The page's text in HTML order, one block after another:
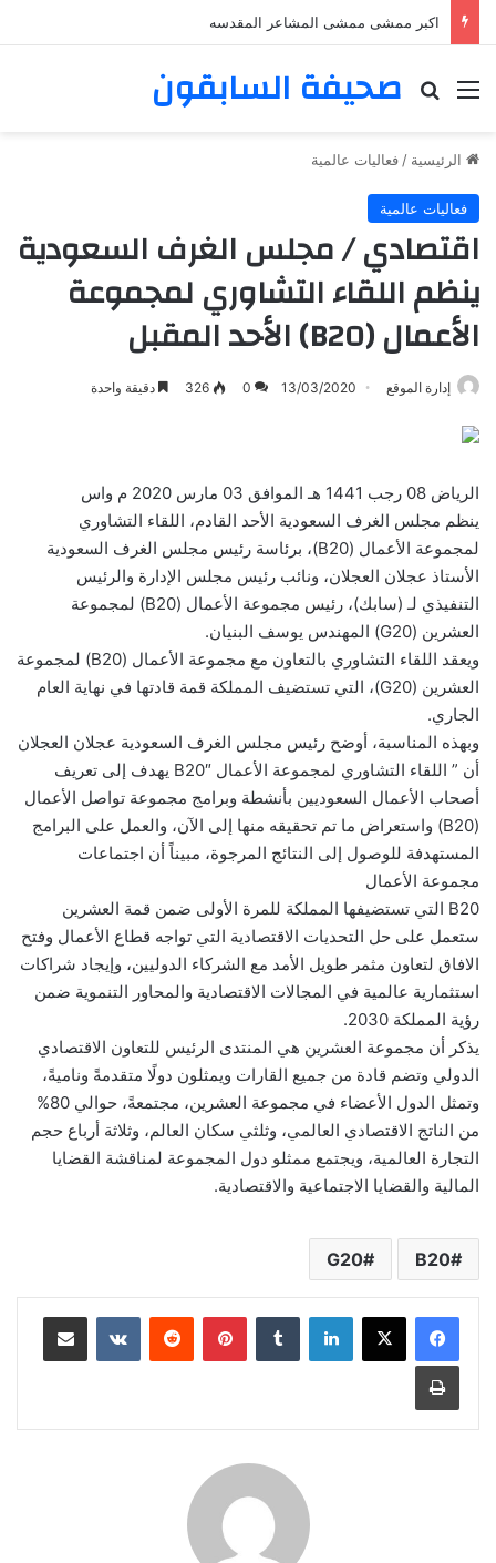
اكبر ممشى ممشى المشاعر المقدسه
صحيفة السابقون القائمة بحث عن
الرئيسية / فعاليات عالمية
فعاليات عالمية
اقتصادي / مجلس الغرف السعودية
ينظم اللقاء التشاوري لمجموعة
الأعمال (B20) الأحد المقبل
إدارة الموقع 13/03/2020
0
326 دقيقة واحدة
الرياض 08 رجب 1441 هـ الموافق 03 مارس 2020 م واس
ينظم مجلس الغرف السعودية الأحد القادم، اللقاء التشاوري
لمجموعة الأعمال (B20)، برئاسة رئيس مجلس الغرف السعودية
الأستاذ عجلان العجلان، ونائب رئيس مجلس الإدارة والرئيس
التنفيذي لـ (سابك)، رئيس مجموعة الأعمال (B20) لمجموعة
العشرين (G20) المهندس يوسف البنيان.
ويعقد اللقاء التشاوري بالتعاون مع مجموعة الأعمال (B20) لمجموعة
العشرين (G20)، التي تستضيف المملكة قمة قادتها في نهاية العام
الجاري.
وبهذه المناسبة، أوضح رئيس مجلس الغرف السعودية عجلان العجلان
أن ” اللقاء التشاوري لمجموعة الأعمال B20″ يهدف إلى تعريف
أصحاب الأعمال السعوديين بأنشطة وبرامج مجموعة تواصل الأعمال
(B20) واستعراض ما تم تحقيقه منها إلى الآن، والعمل على البرامج
المستهدفة للوصول إلى النتائج المرجوة، مبيناً أن اجتماعات
مجموعة الأعمال
B20 التي تستضيفها المملكة للمرة الأولى ضمن قمة العشرين
ستعمل على حل التحديات الاقتصادية التي تواجه قطاع الأعمال وفتح
الافاق لتعاون مثمر طويل الأمد مع الشركاء الدوليين، وإيجاد شراكات
استثمارية عالمية في المجالات الاقتصادية والمحاور التنموية ضمن
رؤية المملكة 2030.
يذكر أن مجموعة العشرين هي المنتدى الرئيس للتعاون الاقتصادي
الدولي وتضم قادة من جميع القارات ويمثلون دولًا متقدمةً وناميةً،
وتمثل الدول الأعضاء في مجموعة العشرين، مجتمعةً، حوالي 80%
من الناتج الاقتصادي العالمي، وثلثي سكان العالم، وثلاثة أرباع حجم
التجارة العالمية، ويجتمع ممثلو دول المجموعة لمناقشة القضايا
المالية والقضايا الاجتماعية والاقتصادية.
B20
G20
لينكدإن بينتيريست